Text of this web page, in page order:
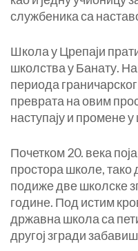
службеника са
Школа у Црепаји
школства у Банату.
периода
преврата на овим
наступају и промене
Почетком 20. века
простора школе, тако
подиже две школске
године. Под истим
државна школа са
другој згради